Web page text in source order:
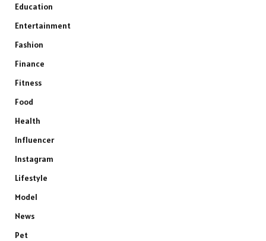
Education
Entertainment
Fashion
Finance
Fitness
Food
Health
Influencer
Instagram
Lifestyle
Model
News
Pet